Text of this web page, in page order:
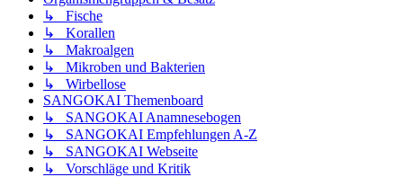
↳ Fische
↳ Korallen
↳ Makroalgen
↳ Mikroben und Bakterien
↳ Wirbellose
SANGOKAI Themenboard
↳ SANGOKAI Anamnesebogen
↳ SANGOKAI Empfehlungen A-Z
↳ SANGOKAI Webseite
↳ Vorschläge und Kritik